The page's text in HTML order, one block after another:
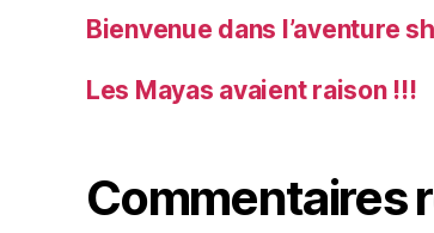
Bienvenue dans l’aventure
Les Mayas avaient raison !!!
Commentaires